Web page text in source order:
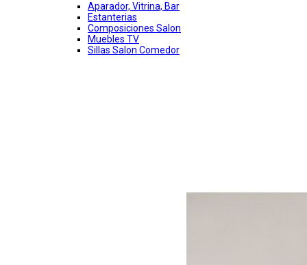
Aparador, Vitrina, Bar
Estanterias
Composiciones Salon
Muebles TV
Sillas Salon Comedor